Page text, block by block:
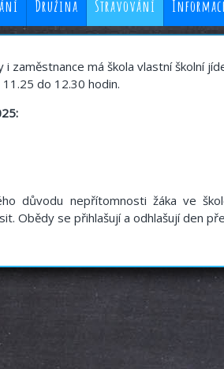
Družina Stravování
zaměstnance má škola vlastní školní
do 12.30 hodin.
důvodu nepřítomnosti žáka ve
Obědy se přihlašují a odhlašují den